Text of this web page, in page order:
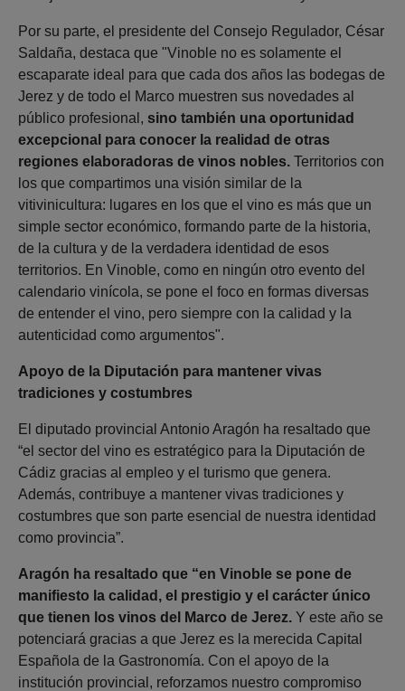
Por su parte, el presidente del Consejo Regulador, César
Saldaña, destaca que "Vinoble no es solamente el
escaparate ideal para que cada dos años las bodegas de
Jerez y de todo el Marco muestren sus novedades al
público profesional, sino también una oportunidad
excepcional para conocer la realidad de otras
regiones elaboradoras de vinos nobles. Territorios con
los que compartimos una visión similar de la
vitivinicultura: lugares en los que el vino es más que un
simple sector económico, formando parte de la historia,
de la cultura y de la verdadera identidad de esos
territorios. En Vinoble, como en ningún otro evento del
calendario vinícola, se pone el foco en formas diversas
de entender el vino, pero siempre con la calidad y la
autenticidad como argumentos".
Apoyo de la Diputación para mantener vivas
tradiciones y costumbres
El diputado provincial Antonio Aragón ha resaltado que
“el sector del vino es estratégico para la Diputación de
Cádiz gracias al empleo y el turismo que genera.
Además, contribuye a mantener vivas tradiciones y
costumbres que son parte esencial de nuestra identidad
como provincia”.
Aragón ha resaltado que “en Vinoble se pone de
manifiesto la calidad, el prestigio y el carácter único
que tienen los vinos del Marco de Jerez. Y este año se
potenciará gracias a que Jerez es la merecida Capital
Española de la Gastronomía. Con el apoyo de la
institución provincial, reforzamos nuestro compromiso